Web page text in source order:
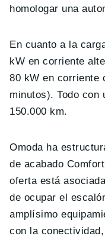
homologar una
En cuanto a la
kW en corriente
80 kW en corriente
minutos). Todo con
150.000 km.
Omoda ha
de acabado
oferta está
de ocupar el
amplísimo
con la